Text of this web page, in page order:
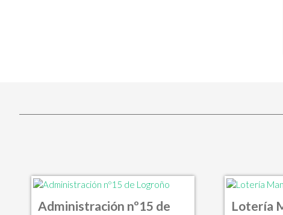
Administración nº15 de
Lotería